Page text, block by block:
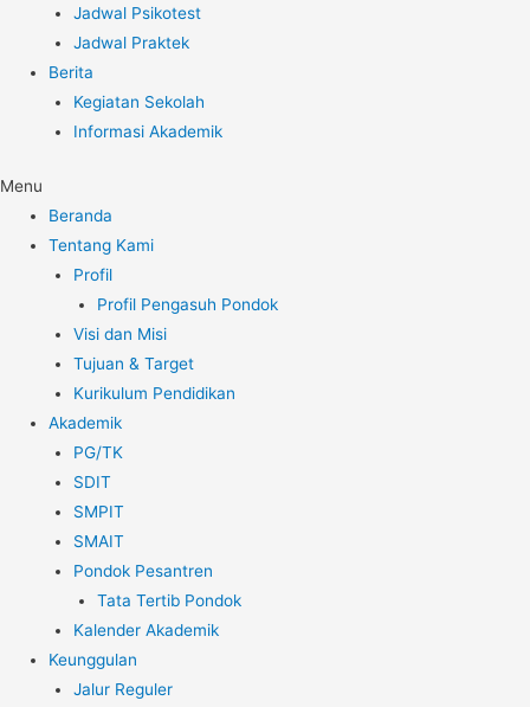
Jadwal Psikotest
Jadwal Praktek
Berita
Kegiatan Sekolah
Informasi Akademik
Menu
Beranda
Tentang Kami
Profil
Profil Pengasuh Pondok
Visi dan Misi
Tujuan & Target
Kurikulum Pendidikan
Akademik
PG/TK
SDIT
SMPIT
SMAIT
Pondok Pesantren
Tata Tertib Pondok
Kalender Akademik
Keunggulan
Jalur Reguler